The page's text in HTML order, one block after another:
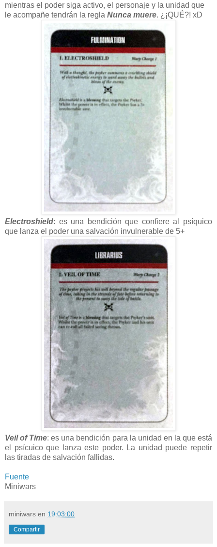
mientras el poder siga activo, el personaje y la unidad que
le acompañe tendrán la regla Nunca muere. ¿¡QUÉ?! xD
Electroshield: es una bendición que confiere al psíquico
que lanza el poder una salvación invulnerable de 5+
Veil of Time: es una bendición para la unidad en la que está
el psícuico que lanza este poder. La unidad puede repetir
las tiradas de salvación fallidas.
Fuente
Miniwars
miniwars en 19:03:00
Compartir